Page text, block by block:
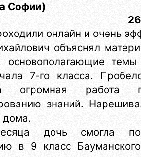
Софии)
онлайн и очень
объяснял
основополагающие
7-го класса.
огромная работа
знаний.
дома.
дочь смогла
в 9 класс